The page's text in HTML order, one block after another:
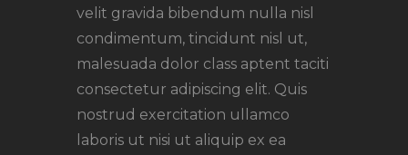
velit gravida bibendum nulla nisl
condimentum, tincidunt nisl ut,
malesuada dolor class aptent taciti
consectetur adipiscing elit. Quis
nostrud exercitation ullamco
laboris ut nisi ut aliquip ex ea